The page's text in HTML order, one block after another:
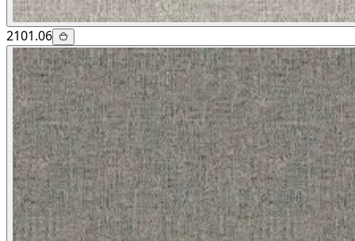
2101.06